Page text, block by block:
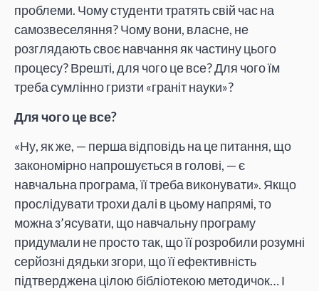
проблеми. Чому студенти тратять свій час на
самозвеселяння? Чому вони, власне, не
розглядають своє навчання як частину цього
процесу? Врешті, для чого це все? Для чого їм
треба сумлінно гризти «граніт науки»?
Для чого це все?
«Ну, як же, — перша відповідь на це питання, що
закономірно напрошується в голові, — є
навчальна програма, її треба виконувати». Якщо
прослідувати трохи далі в цьому напрямі, то
можна з’ясувати, що навчальну програму
придумали не просто так, що її розробили розумні
серйозні дядьки згори, що її ефективність
підтверджена цілою бібліотекою методичок… І